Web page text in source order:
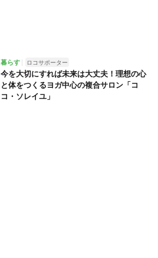
暮らす ロコサポーター
今を大切にすれば未来は大丈夫！理想の心
と体をつくるヨガ中心の複合サロン「コ
コ・ソレイユ」